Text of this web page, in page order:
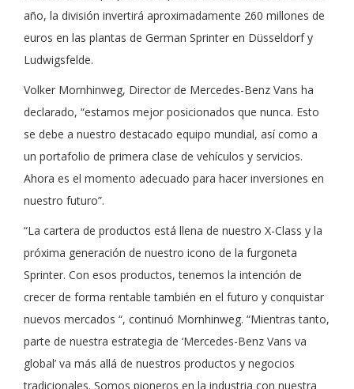
año, la división invertirá aproximadamente 260 millones de
euros en las plantas de German Sprinter en Düsseldorf y
Ludwigsfelde.
Volker Mornhinweg, Director de Mercedes-Benz Vans ha
declarado, “estamos mejor posicionados que nunca. Esto
se debe a nuestro destacado equipo mundial, así como a
un portafolio de primera clase de vehículos y servicios.
Ahora es el momento adecuado para hacer inversiones en
nuestro futuro”.
“La cartera de productos está llena de nuestro X-Class y la
próxima generación de nuestro icono de la furgoneta
Sprinter. Con esos productos, tenemos la intención de
crecer de forma rentable también en el futuro y conquistar
nuevos mercados “, continuó Mornhinweg. “Mientras tanto,
parte de nuestra estrategia de ‘Mercedes-Benz Vans va
global’ va más allá de nuestros productos y negocios
tradicionales. Somos pioneros en la industria con nuestra